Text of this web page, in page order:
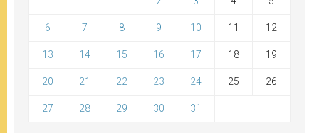
6 7 8 9 10 11 12
13 14 15 16 17 18 19
20 21 22 23 24 25 26
27 28 29 30 31